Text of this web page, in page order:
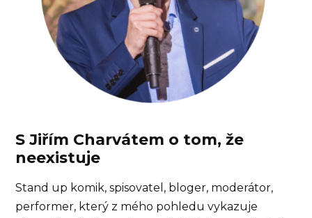
S Jiřím Charvátem o tom, že
neexistuje
Stand up komik, spisovatel, bloger, moderátor,
performer, který z mého pohledu vykazuje